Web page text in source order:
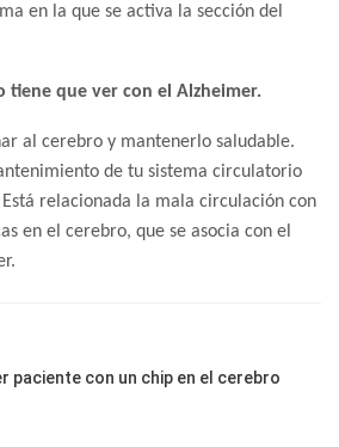
en la que se activa la sección del
tiene que ver con el Alzheimer.
al cerebro y mantenerlo saludable.
de tu sistema circulatorio
relacionada la mala circulación con
en el cerebro, que se asocia con el
paciente con un chip en el cerebro